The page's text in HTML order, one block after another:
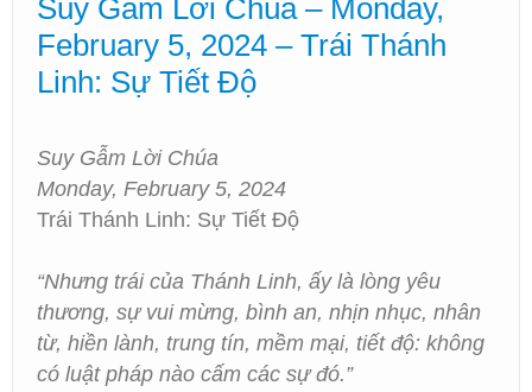
Các Hội Thánh Bắc California
Suy Gẫm Lời Chúa – Monday,
February 5, 2024 – Trái Thánh
Linh: Sự Tiết Độ
Suy Gẫm Lời Chúa
Monday, February 5, 2024
Trái Thánh Linh: Sự Tiết Độ
“Nhưng trái của Thánh Linh, ấy là lòng yêu
thương, sự vui mừng, bình an, nhịn nhục, nhân
từ, hiền lành, trung tín, mềm mại, tiết độ: không
có luật pháp nào cấm các sự đó.”